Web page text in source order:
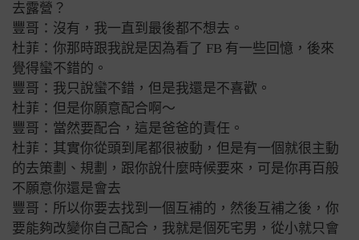
去露營？
豐哥：沒有，我一直到最後都不想去。
杜菲：你那時跟我說是因為看了 FB 有一些回憶，後來
覺得蠻不錯的。
豐哥：我只說蠻不錯，但是我還是不喜歡。
杜菲：但是你願意配合啊～
豐哥：當然要配合，這是爸爸的責任。
杜菲：其實你從頭到尾都很被動，但是有一個就很主動
的去策劃、規劃，跟你說什麼時候要來，可是你再百般
不願意你還是會去
豐哥：所以你要去找到一個互補的，然後互補之後，你
要能夠改變你自己配合，我就是個死宅男，從小就只會